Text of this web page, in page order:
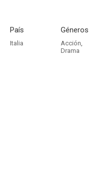
País
Italia
Géneros
Acción,
Drama